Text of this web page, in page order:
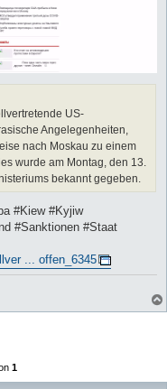
US-
Angelegenheiten,
nach Moskau zu einem
wurde am Montag, den 13.
bekannt gegeben.
#Kiew #Kyjiw
#Sanktionen #Staat
... offen_6345
1